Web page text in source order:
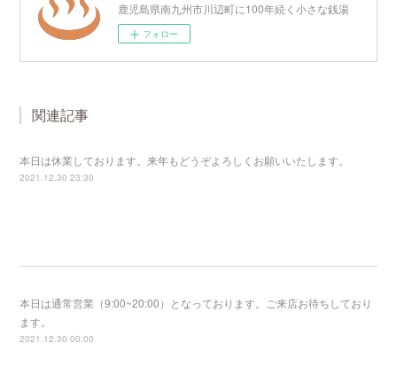
鹿児島県南九州市川辺町に100年続く小さな銭湯
フォロー
関連記事
本日は休業しております。来年もどうぞよろしくお願いいたします。
2021.12.30 23:30
本日は通常営業（9:00~20:00）となっております。ご来店お待ちしており
ます。
2021.12.30 00:00